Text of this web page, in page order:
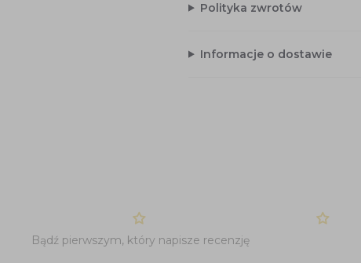
Polityka zwrotów
Informacje o dostawie
Bądź pierwszym, który napisze recenzję